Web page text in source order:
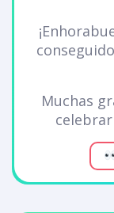
Muchas